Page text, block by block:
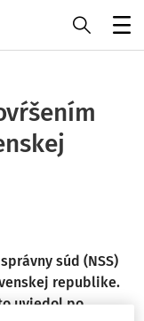
súd (NSS)
republike.
uviedol po